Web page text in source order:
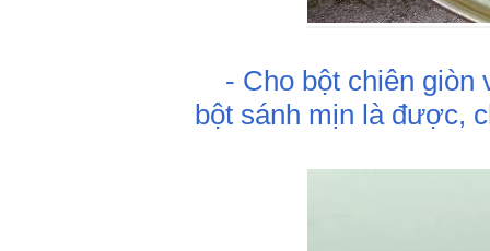
- Cho bột chiên giòn
bột sánh mịn là được,